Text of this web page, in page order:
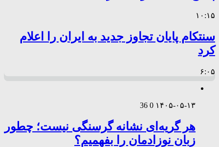
۱۰:۱۵
سنتکام پایان تجاوز جدید به ایران را اعلام
کرد
۶:۰۵
۱۴۰۵-۰۵-۱۳ 0
36
هر گریه‌ای نشانه گرسنگی نیست؛ چطور
زبان نوزادمان را بفهمیم؟